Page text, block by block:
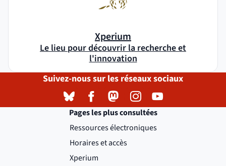
Xperium
Le lieu pour découvrir la recherche et
l'innovation
Suivez-nous sur les réseaux sociaux
Bluesky
( )
(nouvelle fenêtre)
Facebook
( )
(nouvelle fenêtre)
Mastodon
( )
(nouvelle fenêtre)
Instagram
( )
(nouvelle fenêtre)
YouTube
( )
(nouvelle fenêtre)
Pages les plus consultées
Ressources électroniques
Horaires et accès
Xperium